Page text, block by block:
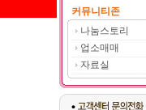
커뮤니티존
나눔스토리
업소매매
자료실